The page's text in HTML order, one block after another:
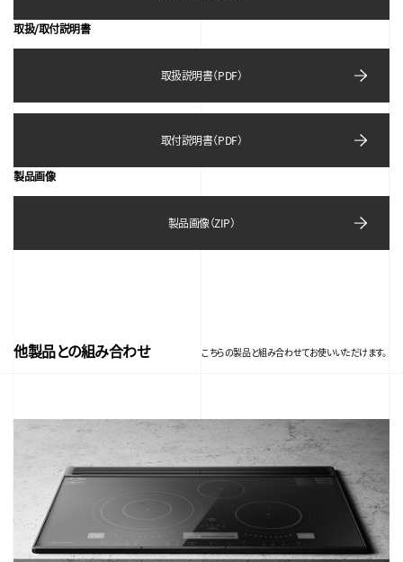
取扱/取付説明書
取扱説明書（PDF）
取付説明書（PDF）
製品画像
製品画像（ZIP）
他製品との組み合わせ こちらの製品と組み合わせてお使いいただけます。